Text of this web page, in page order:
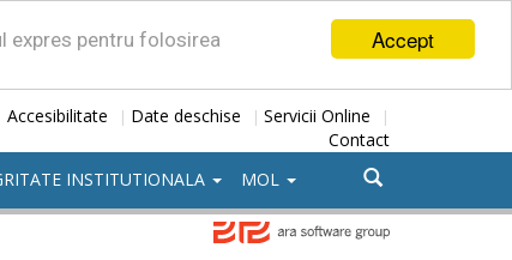
Accept
expres pentru folosirea
Accesibilitate | Date deschise | Servicii Online |
Contact
INSTITUTIONALA MOL